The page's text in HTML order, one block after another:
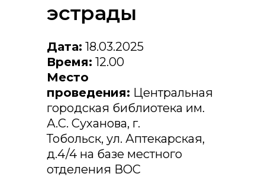
эстрады
Дата: 18.03.2025
Время: 12.00
Место
проведения: Центральная
городская библиотека им.
А.С. Суханова, г.
Тобольск, ул. Аптекарская,
д.4/4 на базе местного
отделения ВОС